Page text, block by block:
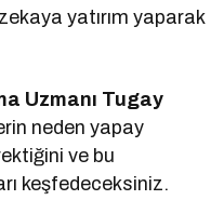
yatırım yaparak
Uzmanı Tugay
neden yapay
ve bu
keşfedeceksiniz.